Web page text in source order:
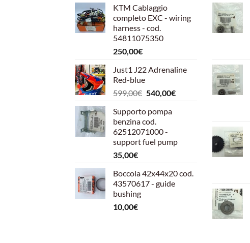
KTM Cablaggio
completo EXC - wiring
harness - cod.
54811075350
250,00€
Just1 J22 Adrenaline
Red-blue
599,00€ Il
originale
era:
599,00€.
540,00€Il
Supporto pompa
benzina cod.
62512071000 -
support fuel pump
35,00€
Boccola 42x44x20 cod.
43570617 - guide
bushing
10,00€